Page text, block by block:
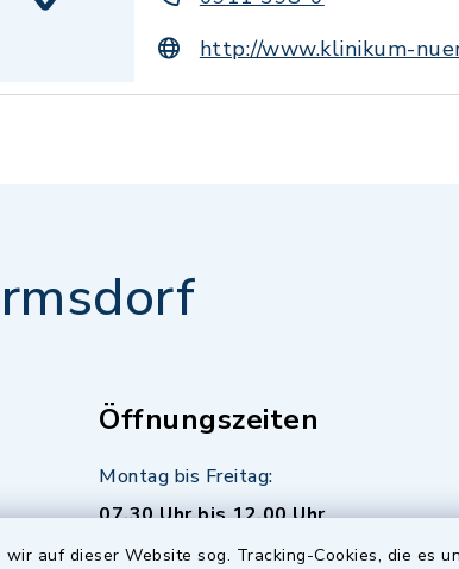
auf dieser Website sog. Tracking-Cookies, die
http://www.klinikum-
Öffnungszeiten
Montag bis Freitag:
07.30 Uhr bis 12.00 Uhr